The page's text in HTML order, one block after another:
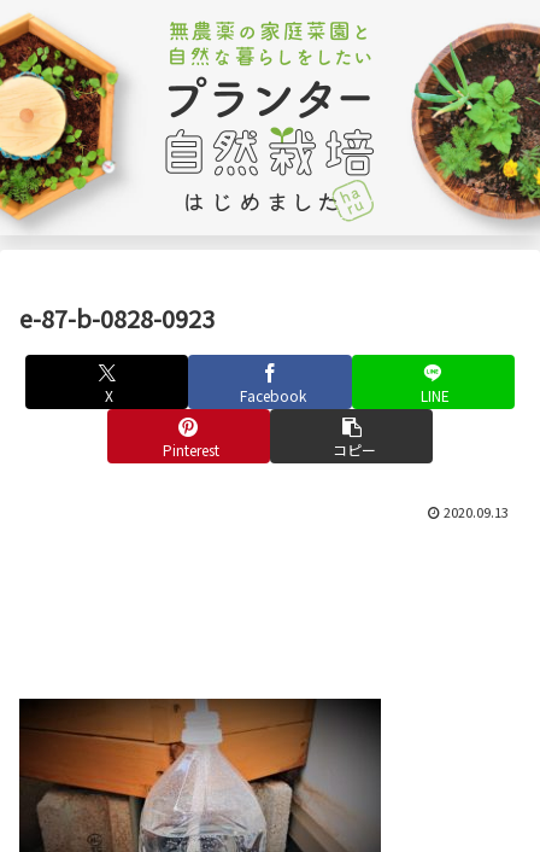
e-87-b-0828-0923
X Facebook LINE
Pinterest コピー
2020.09.13